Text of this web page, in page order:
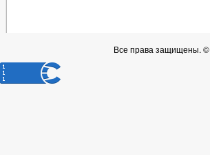
Все права защищены. ©